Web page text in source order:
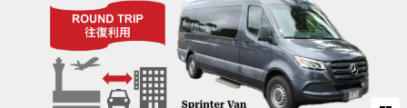
ホノルル空港送迎（全て）
ホノルル空港＝ワイキキ地区